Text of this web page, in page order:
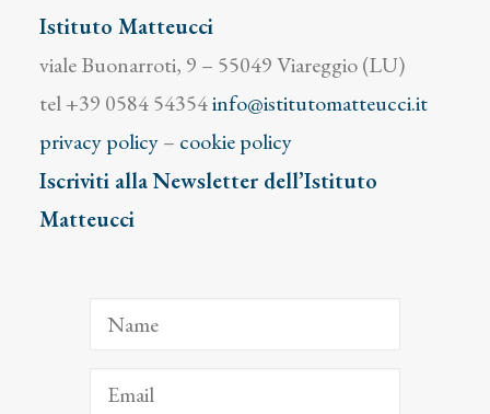
Istituto Matteucci
viale Buonarroti, 9 – 55049 Viareggio (LU)
tel +39 0584 54354info@istitutomatteucci.it
privacy policy– cookie policy
Iscriviti alla Newsletter dell’Istituto
Matteucci